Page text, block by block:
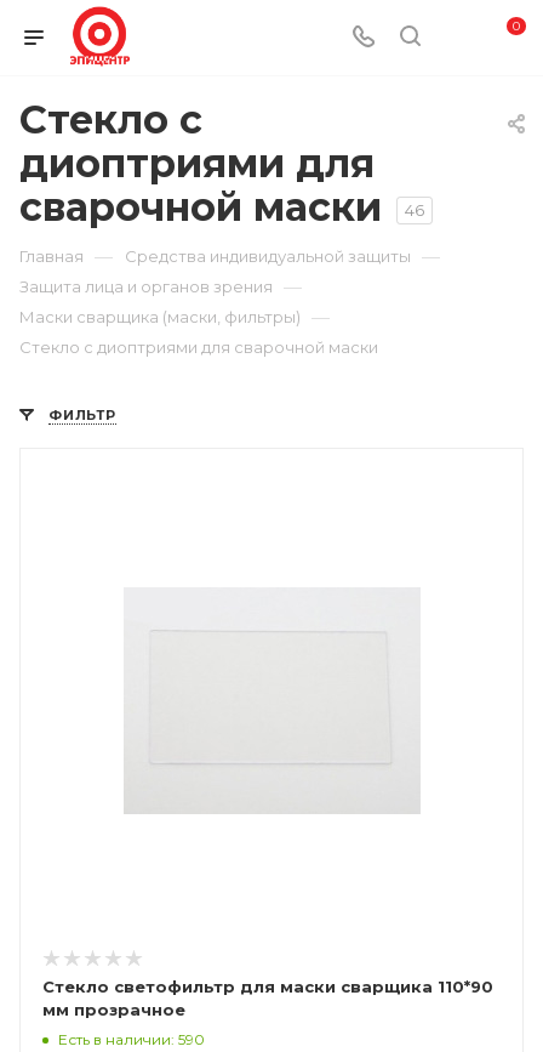
0
Стекло с
диоптриями для
сварочной маски
46
Главная — Средства индивидуальной защиты —
Защита лица и органов зрения —
Маски сварщика (маски, фильтры) —
Стекло с диоптриями для сварочной маски
ФИЛЬТР
Стекло светофильтр для маски сварщика 110*90
мм прозрачное
Есть в наличии: 590